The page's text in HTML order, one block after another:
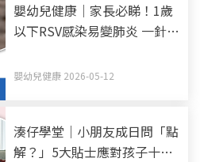
嬰幼兒健康｜家長必睇！1歲
以下RSV感染易變肺炎 一針長
嬰幼兒健康 2026-05-12
湊仔學堂｜小朋友成日問「點
解？」5大貼士應對孩子十萬